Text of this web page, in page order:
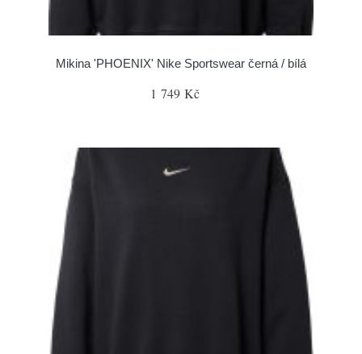
Mikina 'PHOENIX' Nike Sportswear černá / bílá
1 749 Kč